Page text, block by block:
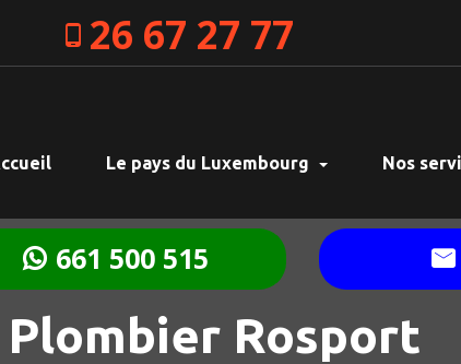
26 67 27 77
Le pays du Luxembourg Nos
661 500 515
Rosport